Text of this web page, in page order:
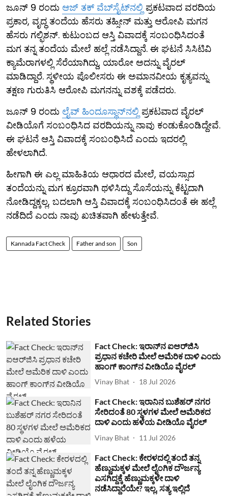
ಜೂನ್ 9 ರಂದು ಆಜ್ ತಕ್ ವೆಬ್‌ಸೈಟ್‌ನಲ್ಲಿ ಪ್ರಕಟವಾದ ವರದಿಯ
ಪ್ರಕಾರ, ವೃದ್ಧ ತಂದೆಯ ಹೆಸರು ತಹ್ಸೀನ್ ಮತ್ತು ಆರೋಪಿ ಮಗನ
ಹೆಸರು ಗಲ್ಫಿಶನ್. ಕುಟುಂಬದ ಆಸ್ತಿ ವಿವಾದಕ್ಕೆ ಸಂಬಂಧಿಸಿದಂತೆ
ಮಗ ತನ್ನ ತಂದೆಯ ಮೇಲೆ ಹಲ್ಲೆ ನಡೆಸಿದ್ದಾನೆ. ಈ ಘಟನೆ ಸಿಸಿಟಿವಿ
ಕ್ಯಾಮೆರಾಗಳಲ್ಲಿ ಸೆರೆಯಾಗಿದ್ದು, ಯಾರೋ ಅದನ್ನು ವೈರಲ್
ಮಾಡಿದ್ದಾರೆ. ಸ್ಥಳೀಯ ಪೊಲೀಸರು ಈ ಅಮಾನವೀಯ ಕೃತ್ಯವನ್ನು
ತಕ್ಷಣ ಗುರುತಿಸಿ ಆರೋಪಿ ಮಗನನ್ನು ವಶಕ್ಕೆ ಪಡೆದರು.
ಜೂನ್ 9 ರಂದು ಲೈವ್ ಹಿಂದೂಸ್ಥಾನ್​ನಲ್ಲಿ ಪ್ರಕಟವಾದ ವೈರಲ್
ವೀಡಿಯೊಗೆ ಸಂಬಂಧಿಸಿದ ವರದಿಯನ್ನು ನಾವು ಕಂಡುಕೊಂಡಿದ್ದೇವೆ.
ಈ ಘಟನೆ ಆಸ್ತಿ ವಿವಾದಕ್ಕೆ ಸಂಬಂಧಿಸಿದೆ ಎಂದು ಇದರಲ್ಲಿ
ಹೇಳಲಾಗಿದೆ.
ಹೀಗಾಗಿ ಈ ಎಲ್ಲ ಮಾಹಿತಿಯ ಆಧಾರದ ಮೇಲೆ, ವಯಸ್ಸಾದ
ತಂದೆಯನ್ನು ಮಗ ಕ್ರೂರವಾಗಿ ಥಳಿಸಿದ್ದು ಸೊಸೆಯನ್ನು ಕೆಟ್ಟದಾಗಿ
ನೋಡಿದ್ದಕ್ಕಲ್ಲ, ಬದಲಾಗಿ ಆಸ್ತಿ ವಿವಾದಕ್ಕೆ ಸಂಬಂಧಿಸಿದಂತೆ ಈ ಹಲ್ಲೆ
ನಡೆದಿದೆ ಎಂದು ನಾವು ಖಚಿತವಾಗಿ ಹೇಳುತ್ತೇವೆ.
Kannada Fact Check Father and son Son
Related Stories
Fact Check: ಇರಾನ್‌ನ ಐಆರ್‌ಜಿಸಿ
ಪ್ರಧಾನ ಕಚೇರಿ ಮೇಲೆ ಅಮೆರಿಕ ದಾಳಿ ಎಂದು
ಹಾಂಗ್ ಕಾಂಗ್​ನ ವೀಡಿಯೊ ವೈರಲ್
Vinay Bhat 18 Jul 2026
Fact Check: ಇರಾನಿನ ಬುಶೆಹರ್ ನಗರ
ಸೇರಿದಂತೆ 80 ಸ್ಥಳಗಳ ಮೇಲೆ ಅಮೆರಿಕದ
ದಾಳಿ ಎಂದು ಹಳೆಯ ವೀಡಿಯೊ ವೈರಲ್
Vinay Bhat 11 Jul 2026
Fact Check: ಕೇರಳದಲ್ಲಿ ತಂದೆ ತನ್ನ
ಹೆಣ್ಣುಮಕ್ಕಳ ಮೇಲೆ ಲೈಂಗಿಕ ದೌರ್ಜನ್ಯ
ಎಸಗಿದ್ದಕ್ಕೆ ಹೆಣ್ಣುಮಕ್ಕಳೇ ದಾಳಿ
ನಡೆಸಿದ್ದಾರೆಯೇ? ಇಲ್ಲ, ಸತ್ಯ ಇಲ್ಲಿದೆ